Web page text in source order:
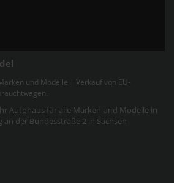
und Modelle | Verkauf von EU-
Autohaus für alle Marken und Modelle in
an der Bundesstraße 2 in Sachsen